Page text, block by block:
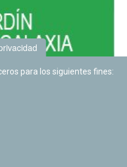
para los siguientes fines: